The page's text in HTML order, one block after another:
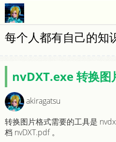
每个人都有自己的知
nvDXT.exe 转换图
akiragatsu
转换图片格式需要的工具是
档 nvDXT.pdf 。